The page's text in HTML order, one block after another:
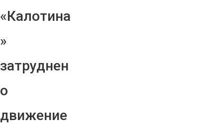
«Калотина
»
затруднен
о
движение